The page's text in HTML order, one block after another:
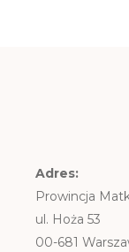
Adres:
Prowincja
ul. Hoża 53
00-681